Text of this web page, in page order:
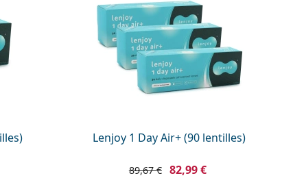
Lenjoy 1 Day Air+ (90 lentilles)
89,67 € 82,99 €